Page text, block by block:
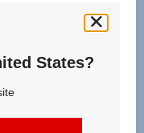
States?